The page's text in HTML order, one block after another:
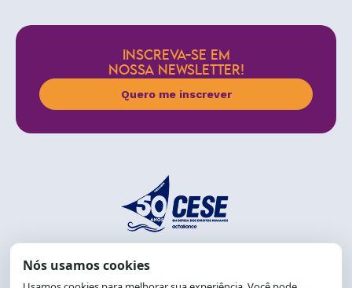
INSCREVA-SE EM
NOSSA NEWSLETTER!
Quero me inscrever
End.: R. da Graça, 150. Graça
CEP: 40.150-055